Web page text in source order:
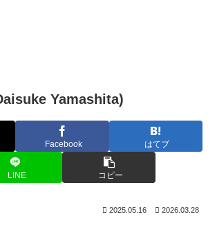
Yamashita)
Facebook はてブ
LINE コピー
2025.05.16 2026.03.28